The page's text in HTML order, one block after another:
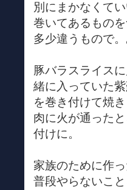
別にまかなくて
巻いてあるもの
多少違うもので
豚バラスライス
緒に入っていた
を巻き付けて焼き
肉に火が通った
付けに。
家族のために作
普段やらないこ